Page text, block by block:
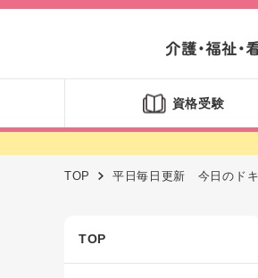
資格受験
TOP 平日毎日更新 今日のド
TOP